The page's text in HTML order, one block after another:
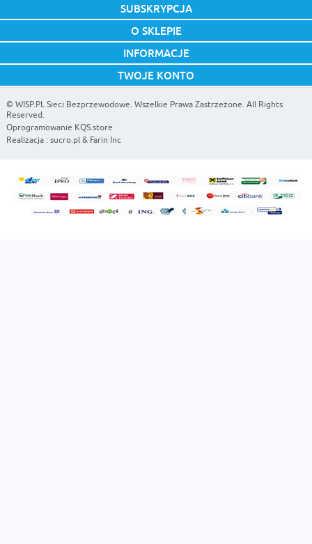
SUBSKRYPCJA
O SKLEPIE
INFORMACJE
TWOJE KONTO
© WISP.PL Sieci Bezprzewodowe. Wszelkie Prawa Zastrzeżone. All Rights
Reserved.
Oprogramowanie KQS.store
Realizacja : sucro.pl& Farin Inc